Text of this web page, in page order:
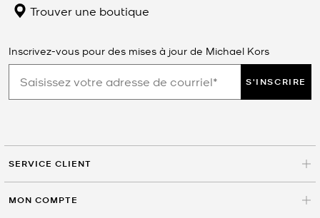
Trouver une boutique
Inscrivez-vous pour des mises à jour de Michael Kors
S'INSCRIRE
SERVICE CLIENT
MON COMPTE